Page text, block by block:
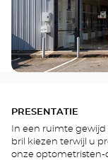
PRESENTATIE
In een ruimte
bril kiezen terwijl u
onze optometristen-